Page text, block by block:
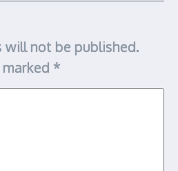
will not be published.
*